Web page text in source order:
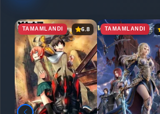
Bölüm No: 7
Bölüm No: 8
TAMAMLANDI 6.8 TAMAMLANDI